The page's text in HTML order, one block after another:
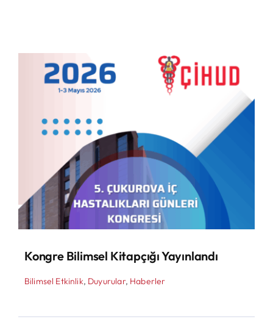
Kongre Bilimsel Kitapçığı Yayınlandı
Bilimsel Etkinlik, Duyurular, Haberler